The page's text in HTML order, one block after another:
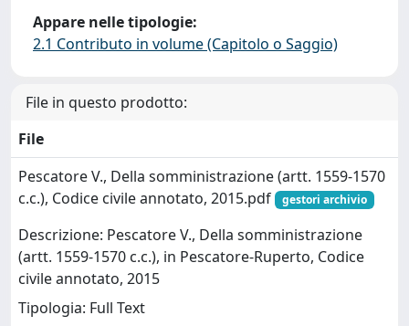
Appare nelle tipologie:
2.1 Contributo in volume (Capitolo o Saggio)
File in questo prodotto:
File
Pescatore V., Della somministrazione (artt. 1559-1570
c.c.), Codice civile annotato, 2015.pdf
gestori archivio
Descrizione: Pescatore V., Della somministrazione
(artt. 1559-1570 c.c.), in Pescatore-Ruperto, Codice
civile annotato, 2015
Tipologia: Full Text